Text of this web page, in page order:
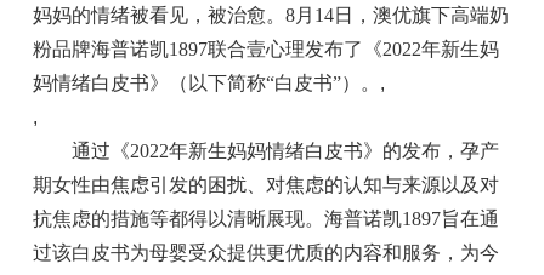
妈妈的情绪被看见，被治愈。8月14日，澳优旗下高端奶
粉品牌海普诺凯1897联合壹心理发布了《2022年新生妈
妈情绪白皮书》（以下简称“白皮书”）。 ,
,
通过《2022年新生妈妈情绪白皮书》的发布，孕产
期女性由焦虑引发的困扰、对焦虑的认知与来源以及对
抗焦虑的措施等都得以清晰展现。海普诺凯1897旨在通
过该白皮书为母婴受众提供更优质的内容和服务，为今